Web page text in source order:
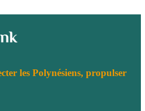
les Polynésiens, propulser